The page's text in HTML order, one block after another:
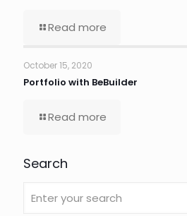
Read more
October 15, 2020
Portfolio with BeBuilder
Read more
Search